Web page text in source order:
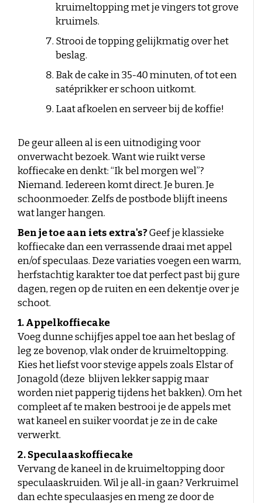
kruimeltopping met je vingers tot grove
kruimels.
Strooi de topping gelijkmatig over het
beslag.
Bak de cake in 35-40 minuten, of tot een
satéprikker er schoon uitkomt.
Laat afkoelen en serveer bij de koffie!
De geur alleen al is een uitnodiging voor
onverwacht bezoek. Want wie ruikt verse
koffiecake en denkt: “Ik bel morgen wel”?
Niemand. Iedereen komt direct. Je buren. Je
schoonmoeder. Zelfs de postbode blijft ineens
wat langer hangen.
Ben je toe aan iets extra's?Geef je klassieke
koffiecake dan een verrassende draai met appel
en/of speculaas. Deze variaties voegen een warm,
herfstachtig karakter toe dat perfect past bij gure
dagen, regen op de ruiten en een dekentje over je
schoot.
1. Appelkoffiecake
Voeg dunne schijfjes appel toe aan het beslag of
leg ze bovenop, vlak onder de kruimeltopping.
Kies het liefst voor stevige appels zoals Elstar of
Jonagold (deze blijven lekker sappig maar
worden niet papperig tijdens het bakken). Om het
compleet af te maken bestrooi je de appels met
wat kaneel en suiker voordat je ze in de cake
verwerkt.
2. Speculaaskoffiecake
Vervang de kaneel in de kruimeltopping door
speculaaskruiden. Wil je all-in gaan? Verkruimel
dan echte speculaasjes en meng ze door de